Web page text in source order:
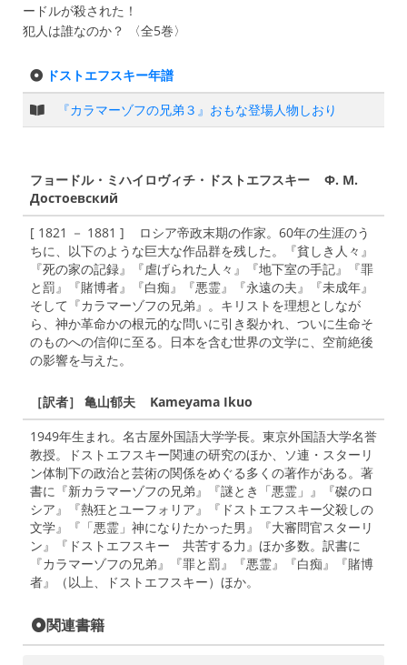
ードルが殺された！
犯人は誰なのか？ 〈全5巻〉
ドストエフスキー年譜
『カラマーゾフの兄弟３』おもな登場人物しおり
フョードル・ミハイロヴィチ・ドストエフスキー Ф. М.
Достоевский
[ 1821 － 1881 ] ロシア帝政末期の作家。60年の生涯のう
ちに、以下のような巨大な作品群を残した。『貧しき人々』
『死の家の記録』『虐げられた人々』『地下室の手記』『罪
と罰』『賭博者』『白痴』『悪霊』『永遠の夫』『未成年』
そして『カラマーゾフの兄弟』。キリストを理想としなが
ら、神か革命かの根元的な問いに引き裂かれ、ついに生命そ
のものへの信仰に至る。日本を含む世界の文学に、空前絶後
の影響を与えた。
［訳者］ 亀山郁夫 Kameyama Ikuo
1949年生まれ。名古屋外国語大学学長。東京外国語大学名誉
教授。ドストエフスキー関連の研究のほか、ソ連・スターリ
ン体制下の政治と芸術の関係をめぐる多くの著作がある。著
書に『新カラマーゾフの兄弟』『謎とき「悪霊」』『磔のロ
シア』『熱狂とユーフォリア』『ドストエフスキー父殺しの
文学』『「悪霊」神になりたかった男』『大審問官スターリ
ン』『ドストエフスキー 共苦する力』ほか多数。訳書に
『カラマーゾフの兄弟』『罪と罰』『悪霊』『白痴』『賭博
者』（以上、ドストエフスキー）ほか。
関連書籍